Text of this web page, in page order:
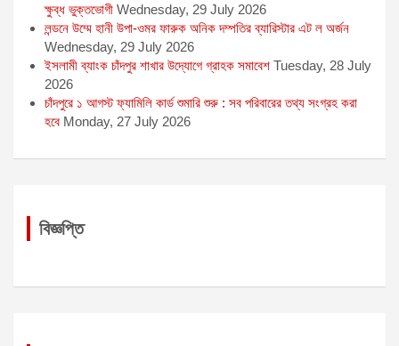
ক্ষুব্ধ ভুক্তভোগী Wednesday, 29 July 2026
লন্ডনে উম্মে হানী উপা-ওমর ফারুক অনিক দম্পতির ব্যারিস্টার এট ল অর্জন
Wednesday, 29 July 2026
ইসলামী ব্যাংক চাঁদপুর শাখার উদ্যোগে গ্রাহক সমাবেশ Tuesday, 28 July
2026
চাঁদপুরে ১ আগস্ট ফ্যামিলি কার্ড শুমারি শুরু : সব পরিবারের তথ্য সংগ্রহ করা
হবে Monday, 27 July 2026
বিজ্ঞপ্তি